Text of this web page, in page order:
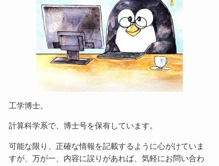
工学博士。
計算科学系で、博士号を保有しています。
可能な限り、正確な情報を記載するように心がけていま
すが、万が一、内容に誤りがあれば、気軽にお問い合わ